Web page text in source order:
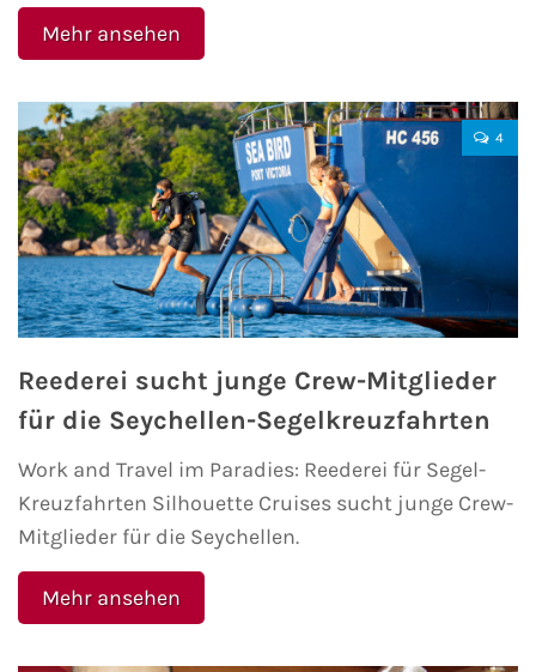
Flusskreuzfahrten
VIVA Cruises Flusskreuzfahrten
nicko cruises Flusskreuzfahrten
Plantours Flusskreuzfahrten
1AVista Flusskreuzfahrten
Phoenix Reisen Flusskreuzfahrten
Last Minute Flusskreuzfahrten
Fähren
Fähre buchen
Color Line
Mehr ansehen
4
Reederei sucht junge Crew-Mitglieder
für die Seychellen-Segelkreuzfahrten
Work and Travel im Paradies: Reederei für Segel-
Kreuzfahrten Silhouette Cruises sucht junge Crew-
Mitglieder für die Seychellen.
Mehr ansehen